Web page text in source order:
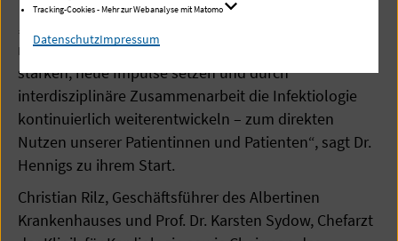
„Gemeinsam mit den Kolleginnen und Kollegen
möchte ich bewährte Strukturen wie das ABS-Team
stärken, neue Impulse setzen und durch
interdisziplinäre Zusammenarbeit die Infektiologie
kontinuierlich weiterentwickeln – zum direkten
Nutzen unserer Patientinnen und Patienten“, sagt Dr.
Hennigs zu ihrem Start.
Christian Rilz, Geschäftsführer des Albertinen
Krankenhauses und Prof. Dr. Karsten Sydow, Chefarzt
Tracking-Cookies - Mehr zur Webanalyse mit Matomo
DatenschutzImpressum